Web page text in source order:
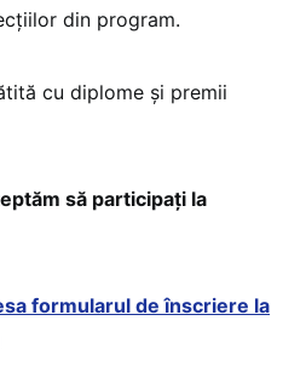
din program.
cu diplome și premii
să participați la
formularul de înscriere la